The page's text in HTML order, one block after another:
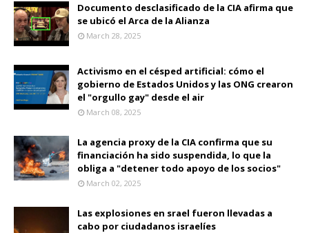
Documento desclasificado de la CIA afirma que
se ubicó el Arca de la Alianza
March 28, 2025
Activismo en el césped artificial: cómo el
gobierno de Estados Unidos y las ONG crearon
el "orgullo gay" desde el air
March 08, 2025
La agencia proxy de la CIA confirma que su
financiación ha sido suspendida, lo que la
obliga a "detener todo apoyo de los socios"
March 02, 2025
Las explosiones en srael fueron llevadas a
cabo por ciudadanos israelíes